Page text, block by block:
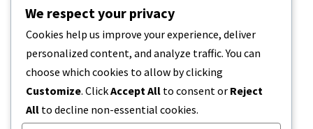
différents problèmes…
5 MINUTES DE LECTURE 20 DÉCEMBRE 2023
We respect your privacy
Cookies help us improve your experience, deliver
personalized content, and analyze traffic. You can
choose which cookies to allow by clicking
Customize. ClickAccept All to consent or Reject
All to decline non-essential cookies.